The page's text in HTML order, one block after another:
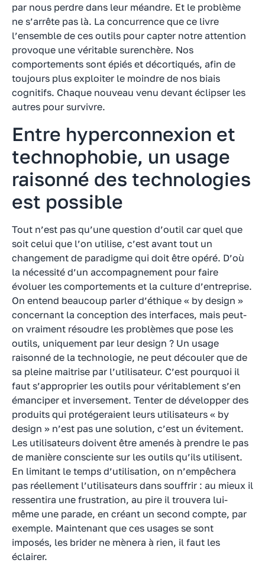
par nous perdre dans leur méandre. Et le problème
ne s’arrête pas là. La concurrence que ce livre
l’ensemble de ces outils pour capter notre attention
provoque une véritable surenchère. Nos
comportements sont épiés et décortiqués, afin de
toujours plus exploiter le moindre de nos biais
cognitifs. Chaque nouveau venu devant éclipser les
autres pour survivre.
Entre hyperconnexion et
technophobie, un usage
raisonné des technologies
est possible
Tout n’est pas qu’une question d’outil car quel que
soit celui que l’on utilise, c’est avant tout un
changement de paradigme qui doit être opéré. D’où
la nécessité d’un accompagnement pour faire
évoluer les comportements et la culture d’entreprise.
On entend beaucoup parler d’éthique « by design »
concernant la conception des interfaces, mais peut-
on vraiment résoudre les problèmes que pose les
outils, uniquement par leur design ? Un usage
raisonné de la technologie, ne peut découler que de
sa pleine maitrise par l’utilisateur. C’est pourquoi il
faut s’approprier les outils pour véritablement s’en
émanciper et inversement. Tenter de développer des
produits qui protégeraient leurs utilisateurs « by
design » n’est pas une solution, c’est un évitement.
Les utilisateurs doivent être amenés à prendre le pas
de manière consciente sur les outils qu’ils utilisent.
En limitant le temps d’utilisation, on n’empêchera
pas réellement l’utilisateurs dans souffrir : au mieux il
ressentira une frustration, au pire il trouvera lui-
même une parade, en créant un second compte, par
exemple. Maintenant que ces usages se sont
imposés, les brider ne mènera à rien, il faut les
éclairer.